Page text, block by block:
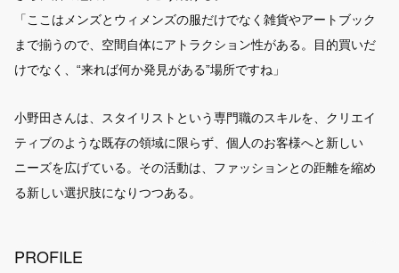
「ここはメンズとウィメンズの服だけでなく雑貨やアートブック
まで揃うので、空間自体にアトラクション性がある。目的買いだ
けでなく、“来れば何か発見がある”場所ですね」
小野田さんは、スタイリストという専門職のスキルを、クリエイ
ティブのような既存の領域に限らず、個人のお客様へと新しい
ニーズを広げている。その活動は、ファッションとの距離を縮め
る新しい選択肢になりつつある。
PROFILE